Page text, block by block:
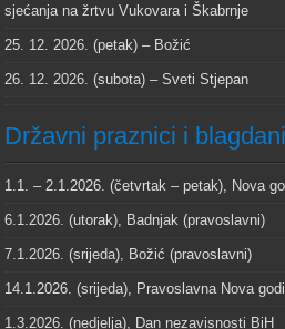
sjećanja na žrtvu Vukovara i Škabrnje
25. 12. 2026. (petak) – Božić
26. 12. 2026. (subota) – Sveti Stjepan
Državni praznici i
1.1. – 2.1.2026. (četvrtak – petak), Nova
6.1.2026. (utorak), Badnjak (pravoslavni)
7.1.2026. (srijeda), Božić (pravoslavni)
14.1.2026. (srijeda), Pravoslavna Nova
1.3.2026. (nedjelja), Dan nezavisnosti BiH